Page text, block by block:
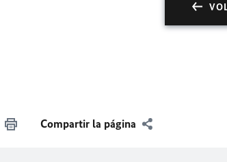
Compartir la página